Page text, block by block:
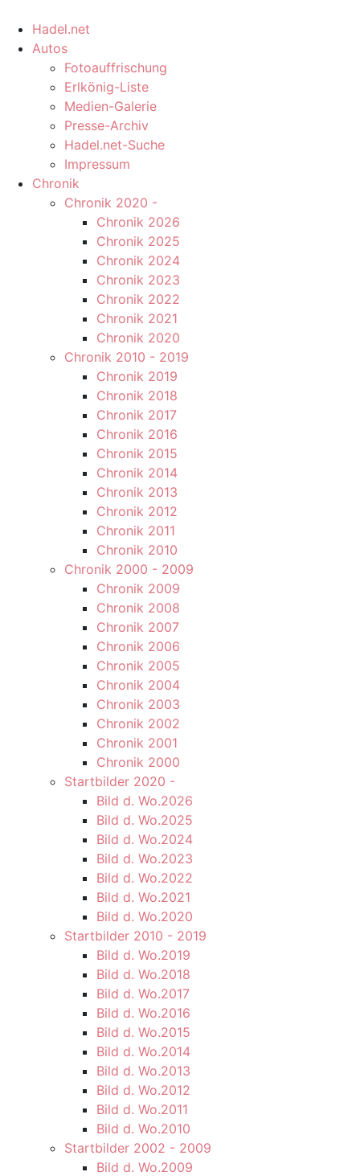
Hadel.net
Autos
Fotoauffrischung
Erlkönig-Liste
Medien-Galerie
Presse-Archiv
Hadel.net-Suche
Impressum
Chronik
Chronik 2020 -
Chronik 2026
Chronik 2025
Chronik 2024
Chronik 2023
Chronik 2022
Chronik 2021
Chronik 2020
Chronik 2010 - 2019
Chronik 2019
Chronik 2018
Chronik 2017
Chronik 2016
Chronik 2015
Chronik 2014
Chronik 2013
Chronik 2012
Chronik 2011
Chronik 2010
Chronik 2000 - 2009
Chronik 2009
Chronik 2008
Chronik 2007
Chronik 2006
Chronik 2005
Chronik 2004
Chronik 2003
Chronik 2002
Chronik 2001
Chronik 2000
Startbilder 2020 -
Bild d. Wo.2026
Bild d. Wo.2025
Bild d. Wo.2024
Bild d. Wo.2023
Bild d. Wo.2022
Bild d. Wo.2021
Bild d. Wo.2020
Startbilder 2010 - 2019
Bild d. Wo.2019
Bild d. Wo.2018
Bild d. Wo.2017
Bild d. Wo.2016
Bild d. Wo.2015
Bild d. Wo.2014
Bild d. Wo.2013
Bild d. Wo.2012
Bild d. Wo.2011
Bild d. Wo.2010
Startbilder 2002 - 2009
Bild d. Wo.2009